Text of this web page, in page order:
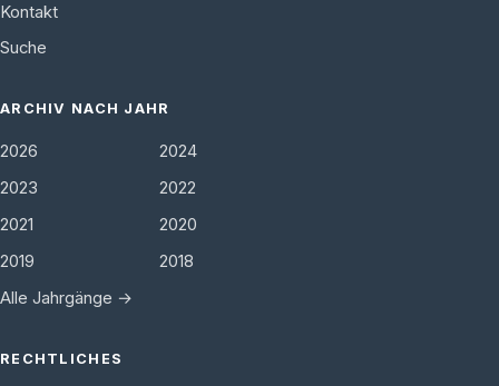
Kontakt
Suche
ARCHIV NACH JAHR
2026
2024
2023
2022
2021
2020
2019
2018
Alle Jahrgänge →
RECHTLICHES